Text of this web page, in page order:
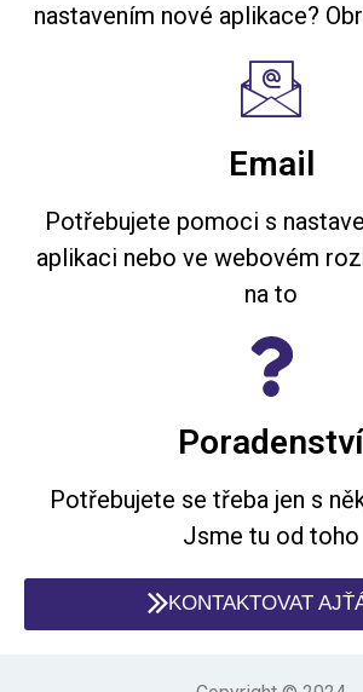
nastavením nové aplikace?
Email
Potřebujete pomoci s
aplikaci nebo ve webovém
na to
Poradenství
Potřebujete se třeba jen s
Jsme tu od toho
KONTAKTOVAT